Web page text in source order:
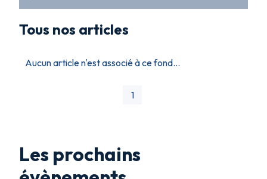
Tous nos articles
Aucun article n'est associé à ce fond...
1
Les prochains